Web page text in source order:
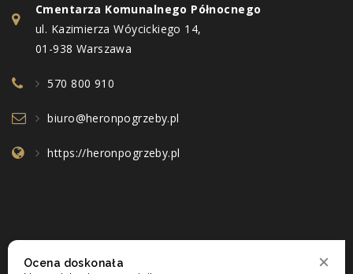
Cmentarza Komunalnego Północnego
ul. Kazimierza Wóycickiego 14,
01-938 Warszawa
570 800 910
biuro@heronpogrzeby.pl
https://heronpogrzeby.pl
Ocena doskonała